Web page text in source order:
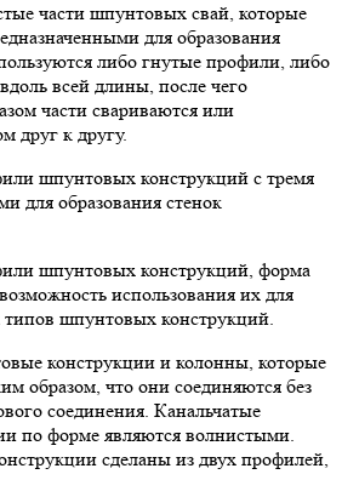
части шпунтовых свай, которые
для образования
либо гнутые профили, либо
всей длины, после чего
части свариваются или
друг к другу.
шпунтовых конструкций с тремя
для образования стенок
шпунтовых конструкций, форма
использования их для
шпунтовых конструкций.
конструкции и колонны, которые
образом, что они соединяются без
соединения. Канальчатые
по форме являются волнистыми.
сделаны из двух профилей,